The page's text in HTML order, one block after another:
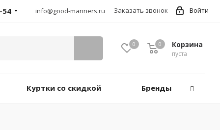
Войти
54 info@good-manners.ru Заказать звонок
0 Корзина
пуста
0
Куртки со скидкой Бренды